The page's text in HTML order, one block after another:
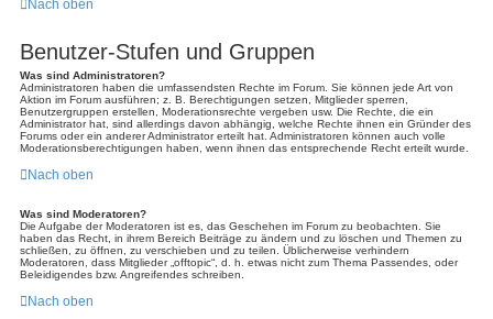
Nach oben
Benutzer-Stufen und Gruppen
Was sind Administratoren?
Administratoren haben die umfassendsten Rechte im Forum. Sie können jede Art von
Aktion im Forum ausführen; z. B. Berechtigungen setzen, Mitglieder sperren,
Benutzergruppen erstellen, Moderationsrechte vergeben usw. Die Rechte, die ein
Administrator hat, sind allerdings davon abhängig, welche Rechte ihnen ein Gründer des
Forums oder ein anderer Administrator erteilt hat. Administratoren können auch volle
Moderationsberechtigungen haben, wenn ihnen das entsprechende Recht erteilt wurde.
Nach oben
Was sind Moderatoren?
Die Aufgabe der Moderatoren ist es, das Geschehen im Forum zu beobachten. Sie
haben das Recht, in ihrem Bereich Beiträge zu ändern und zu löschen und Themen zu
schließen, zu öffnen, zu verschieben und zu teilen. Üblicherweise verhindern
Moderatoren, dass Mitglieder „offtopic“, d. h. etwas nicht zum Thema Passendes, oder
Beleidigendes bzw. Angreifendes schreiben.
Nach oben